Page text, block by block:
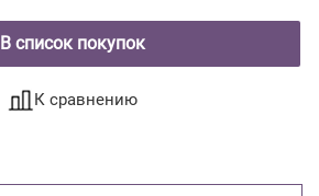
В список покупок
К сравнению